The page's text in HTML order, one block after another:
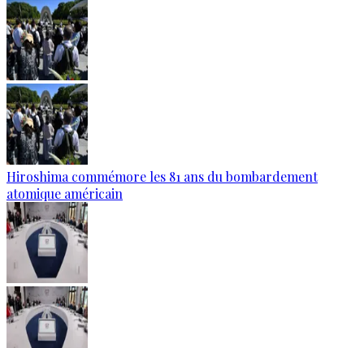
Hiroshima commémore les 81 ans du bombardement
atomique américain